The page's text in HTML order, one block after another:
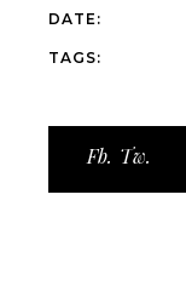
DATE:
TAGS:
Fb. Tw.